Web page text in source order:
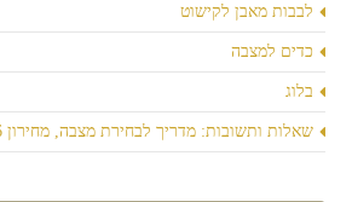
לבבות מאבן לקישוט
כדים למצבה
בלוג
שאלות ותשובות: מדריך לבחירת מצבה, מחירון 2026 וסוגי אבנים